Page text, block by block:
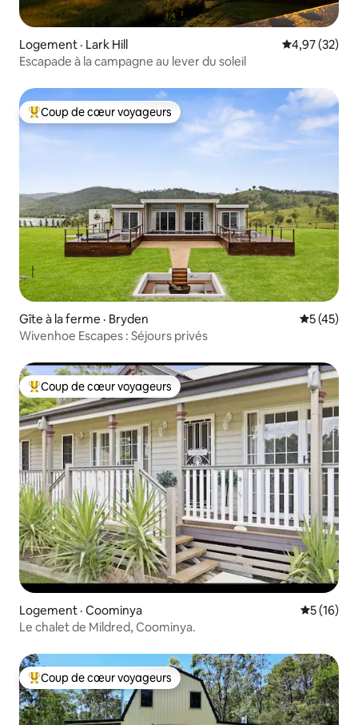
Logement · Lark Hill Note
4,97 (32)
Escapade à la campagne au lever du soleil
Coup de cœur voyageurs parmi les plus aimés
Coup de cœur voyageurs
Gîte à la ferme · Bryden Note
5 (45)
Wivenhoe Escapes : Séjours privés
Coup de cœur voyageurs parmi les plus aimés
Coup de cœur voyageurs
Logement · Coominya Note
5 (16)
Le chalet de Mildred, Coominya.
Coup de cœur voyageurs parmi les plus aimés
Coup de cœur voyageurs